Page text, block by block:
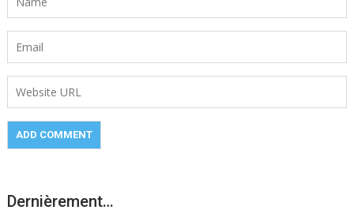
Dernièrement…